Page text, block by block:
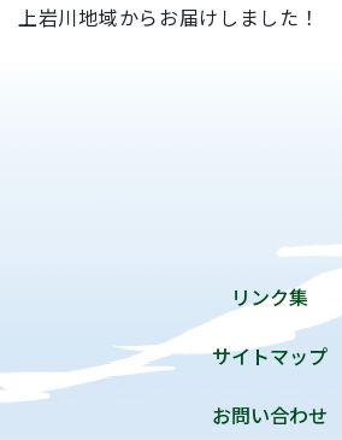
上岩川地域からお届けしました！
リンク集
サイトマップ
お問い合わせ